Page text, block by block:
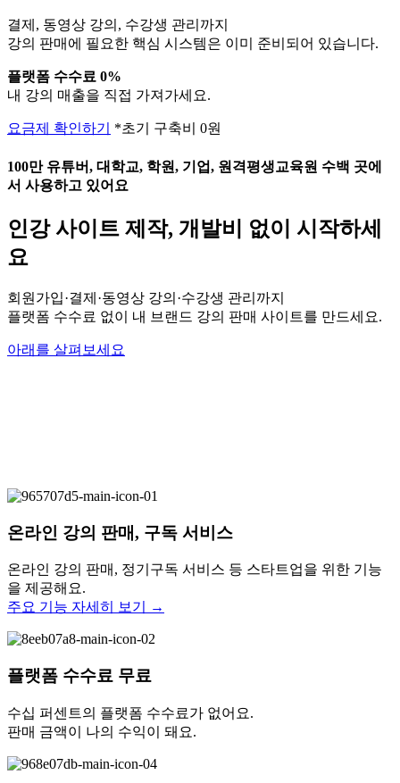
결제, 동영상 강의, 수강생 관리까지
강의 판매에 필요한 핵심 시스템은 이미 준비되어 있습니다.
플랫폼 수수료 0%
내 강의 매출을 직접 가져가세요.
요금제 확인하기 *초기 구축비 0원
100만 유튜버, 대학교, 학원, 기업, 원격평생교육원 수백 곳에
서 사용하고 있어요
인강 사이트 제작, 개발비 없이 시작하세
요
회원가입·결제·동영상 강의·수강생 관리까지
플랫폼 수수료 없이 내 브랜드 강의 판매 사이트를 만드세요.
아래를 살펴보세요
온라인 강의 판매, 구독 서비스
온라인 강의 판매, 정기구독 서비스 등 스타트업을 위한 기능
을 제공해요.
주요 기능 자세히 보기 →
플랫폼 수수료 무료
수십 퍼센트의 플랫폼 수수료가 없어요.
판매 금액이 나의 수익이 돼요.